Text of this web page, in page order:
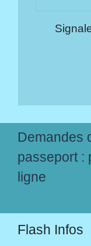
Demandes
passeport :
ligne
Flash Infos